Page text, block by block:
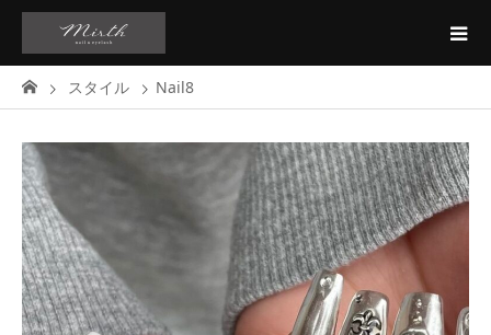
スタイル Nail8